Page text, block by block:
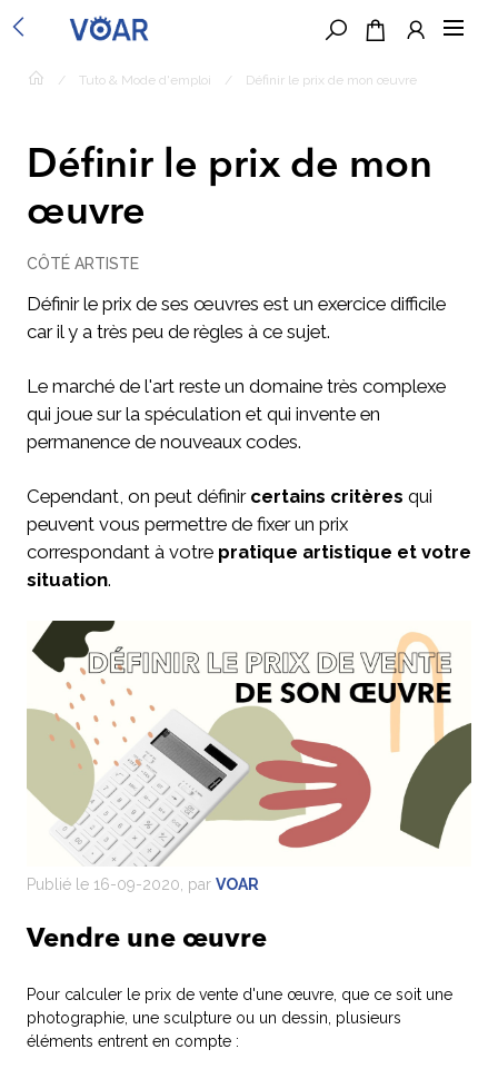
/ Tuto & Mode d'emploi / Définir le prix de mon œuvre
Définir le prix de mon
œuvre
CÔTÉ ARTISTE
Définir le prix de ses œuvres est un exercice difficile
car il y a très peu de règles à ce sujet.
Le marché de l'art reste un domaine très complexe
qui joue sur la spéculation et qui invente en
permanence de nouveaux codes.
Cependant, on peut définir certains critères qui
peuvent vous permettre de fixer un prix
correspondant à votre pratique artistique et votre
situation.
Publié le 16-09-2020, par VOAR
Vendre une œuvre
Pour calculer le prix de vente d'une œuvre, que ce soit une
photographie, une sculpture ou un dessin, plusieurs
éléments entrent en compte :